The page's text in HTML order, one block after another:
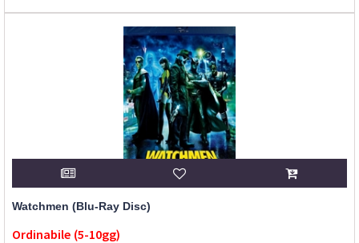
Watchmen (Blu-Ray Disc)
Ordinabile (5-10gg)